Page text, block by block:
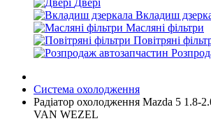
Двері
Вкладиш
Масляні фільтри
Повітряні
Система охолодження
Радіатор охолодження Mazda 5 1.8-
VAN WEZEL